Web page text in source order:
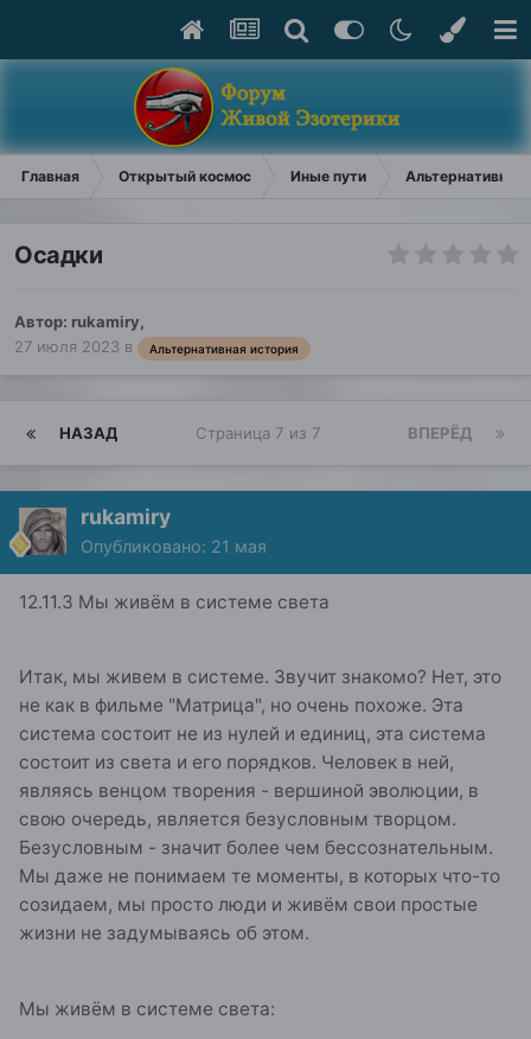
Главная Открытый космос Иные пути Альтернативная
Осадки
Автор: rukamiry,
27 июля 2023 в Альтернативная история
НАЗАД ВПЕРЁД
Страница 7 из 7
rukamiry
Опубликовано: 21 мая
12.11.3 Мы живём в системе света
Итак, мы живем в системе. Звучит знакомо? Нет, это
не как в фильме "Матрица", но очень похоже. Эта
система состоит не из нулей и единиц, эта система
состоит из света и его порядков. Человек в ней,
являясь венцом творения - вершиной эволюции, в
свою очередь, является безусловным творцом.
Безусловным - значит более чем бессознательным.
Мы даже не понимаем те моменты, в которых что-то
созидаем, мы просто люди и живём свои простые
жизни не задумываясь об этом.
Мы живём в системе света: